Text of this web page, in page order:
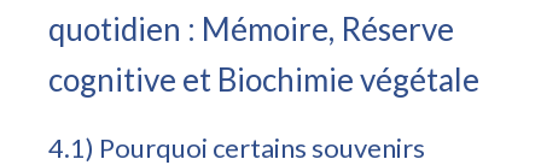
quotidien : Mémoire, Réserve
cognitive et Biochimie végétale
4.1) Pourquoi certains souvenirs